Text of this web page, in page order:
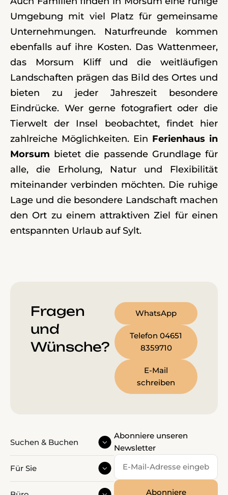
Umgebung mit viel Platz für gemeinsame
Unternehmungen. Naturfreunde kommen
ebenfalls auf ihre Kosten. Das Wattenmeer,
das Morsum Kliff und die weitläufigen
Landschaften prägen das Bild des Ortes und
bieten zu jeder Jahreszeit besondere
Eindrücke. Wer gerne fotografiert oder die
Tierwelt der Insel beobachtet, findet hier
zahlreiche Möglichkeiten. Ein Ferienhaus in
Morsum bietet die passende Grundlage für
alle, die Erholung, Natur und Flexibilität
miteinander verbinden möchten. Die ruhige
Lage und die besondere Landschaft machen
den Ort zu einem attraktiven Ziel für einen
entspannten Urlaub auf Sylt.
Fragen
und
Wünsche?
WhatsApp
Telefon 04651
8359710
E-Mail
schreiben
Suchen & Buchen
Für Sie
Abonniere unseren
Newsletter